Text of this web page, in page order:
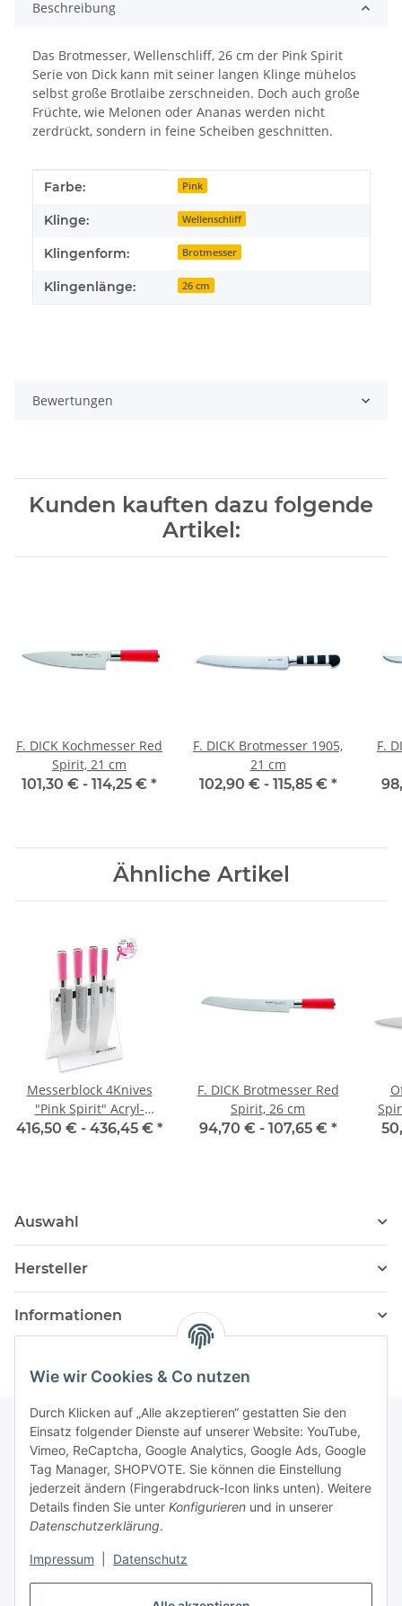
Wie wir Cookies & Co nutzen
Durch Klicken auf „Alle akzeptieren“ gestatten Sie den
Einsatz folgender Dienste auf unserer Website: YouTube,
Vimeo, ReCaptcha, Google Analytics, Google Ads, Google
Tag Manager, SHOPVOTE. Sie können die Einstellung
jederzeit ändern (Fingerabdruck-Icon links unten). Weitere
Details finden Sie unter Konfigurieren und in unserer
Datenschutzerklärung.
Impressum Datenschutz
Beschreibung
Das Brotmesser, Wellenschliff, 26 cm der Pink Spirit
Serie von Dick kann mit seiner langen Klinge mühelos
selbst große Brotlaibe zerschneiden. Doch auch große
Früchte, wie Melonen oder Ananas werden nicht
zerdrückt, sondern in feine Scheiben geschnitten.
Produkteigenschaft
Wert
Farbe: Pink
Klinge: Wellenschliff
Klingenform: Brotmesser
Klingenlänge: 26 cm
Bewertungen
Kunden kauften dazu folgende
Artikel:
F. DICK Kochmesser Red
Spirit, 21 cm
101,30 € - 114,25 € *
F. DICK Brotmesser 1905,
21 cm
102,90 € - 115,85 € *
F.
Ähnliche Artikel
Messerblock 4Knives
"Pink Spirit" Acryl-
Messerblock von F. Dick
416,50 € - 436,45 € *
F. DICK Brotmesser Red
Spirit, 26 cm
94,70 € - 107,65 € *
Auswahl
Hersteller
Informationen
Newsletter Abonnieren
Bitte senden Sie mir entsprechend Ihrer
Datenschutzerklärungregelmäßig und jederzeit widerruflich
Abonnieren